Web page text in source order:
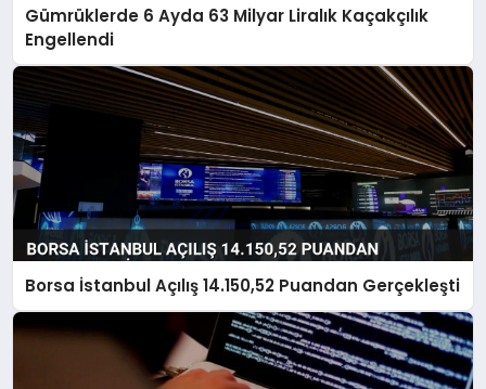
Gümrüklerde 6 Ayda 63 Milyar Liralık Kaçakçılık
Engellendi
Borsa İstanbul Açılış 14.150,52 Puandan Gerçekleşti